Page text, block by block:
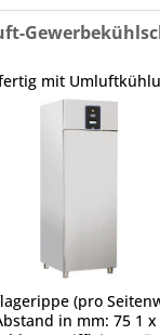
mit
(pro
in mm: 75 1